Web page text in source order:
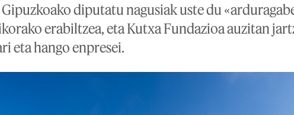
diputatu nagusiak uste du
erabiltzea, eta Kutxa Fundazioa auzitan
eta hango enpresei.